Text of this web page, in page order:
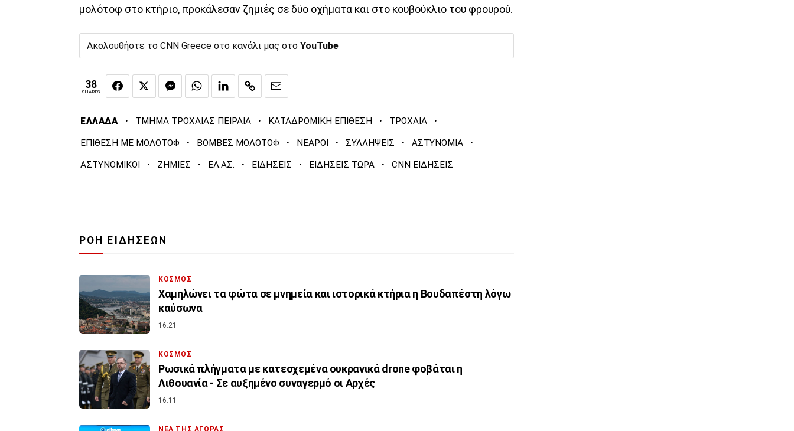
μολότοφ στο κτήριο, προκάλεσαν ζημιές σε δύο οχήματα και στο κουβούκλιο του φρουρού.
Ακολουθήστε το CNN Greece στο κανάλι μας στο YouTube
38
SHARES
ΕΛΛΑΔΑ · ΤΜΗΜΑ ΤΡΟΧΑΙΑΣ ΠΕΙΡΑΙΑ · ΚΑΤΑΔΡΟΜΙΚΗ ΕΠΙΘΕΣΗ · ΤΡΟΧΑΙΑ ·
ΕΠΙΘΕΣΗ ΜΕ ΜΟΛΟΤΟΦ · ΒΟΜΒΕΣ ΜΟΛΟΤΟΦ · ΝΕΑΡΟΙ · ΣΥΛΛΗΨΕΙΣ · ΑΣΤΥΝΟΜΙΑ ·
ΑΣΤΥΝΟΜΙΚΟΙ · ΖΗΜΙΕΣ · ΕΛ.ΑΣ. · ΕΙΔΗΣΕΙΣ · ΕΙΔΗΣΕΙΣ ΤΩΡΑ · CNN ΕΙΔΗΣΕΙΣ
ΡΟΗ ΕΙΔΗΣΕΩΝ
ΚΟΣΜΟΣ
Χαμηλώνει τα φώτα σε μνημεία και ιστορικά κτήρια η Βουδαπέστη λόγω
καύσωνα
16:21
ΚΟΣΜΟΣ
Ρωσικά πλήγματα με κατεσχεμένα ουκρανικά drone φοβάται η
Λιθουανία - Σε αυξημένο συναγερμό οι Αρχές
16:11
ΝΕΑ ΤΗΣ ΑΓΟΡΑΣ